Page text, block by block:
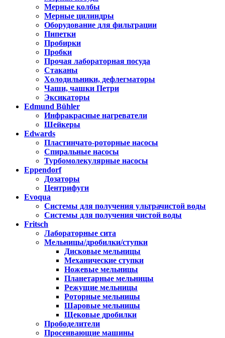
Мерные колбы
Мерные цилиндры
Оборудование для фильтрации
Пипетки
Пробирки
Пробки
Прочая лабораторная посуда
Стаканы
Холодильники, дефлегматоры
Чаши, чашки Петри
Эксикаторы
Edmund Bühler
Инфракрасные нагреватели
Шейкеры
Edwards
Пластинчато-роторные насосы
Спиральные насосы
Турбомолекулярные насосы
Eppendorf
Дозаторы
Центрифуги
Evoqua
Системы для получения ультрачистой воды
Системы для получения чистой воды
Fritsch
Лабораторные сита
Мельницы/дробилки/ступки
Дисковые мельницы
Механические ступки
Ножевые мельницы
Планетарные мельницы
Режущие мельницы
Роторные мельницы
Шаровые мельницы
Щековые дробилки
Прободелители
Просеивающие машины